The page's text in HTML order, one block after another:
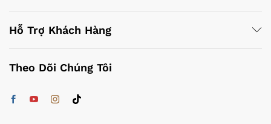
Hỗ Trợ Khách Hàng
Theo Dõi Chúng Tôi